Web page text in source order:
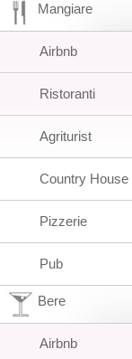
Mangiare
Airbnb
Ristoranti
Agriturist
Country House
Pizzerie
Pub
Bere
Airbnb